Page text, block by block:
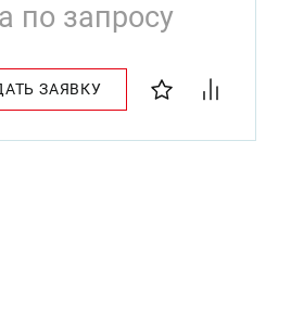
по запросу
ЗАЯВКУ